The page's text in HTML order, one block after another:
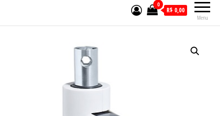
Menu
0
R$ 0,00